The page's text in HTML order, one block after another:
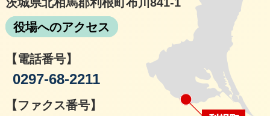
役場へのアクセス
【電話番号】
0297-68-2211
【ファクス番号】